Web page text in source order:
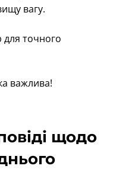
вагу.
для точного
важлива!
щодо